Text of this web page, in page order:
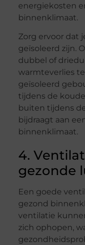
energiekosten
binnenklimaat.
Zorg ervoor dat
geïsoleerd zijn.
dubbel of
warmteverlies
geïsoleerd
tijdens de
buiten tijdens
bijdraagt aan
binnenklimaat.
4.
gezonde
Een goede
gezond
ventilatie
zich ophopen,